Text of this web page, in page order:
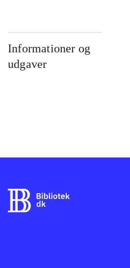
Informationer og
udgaver